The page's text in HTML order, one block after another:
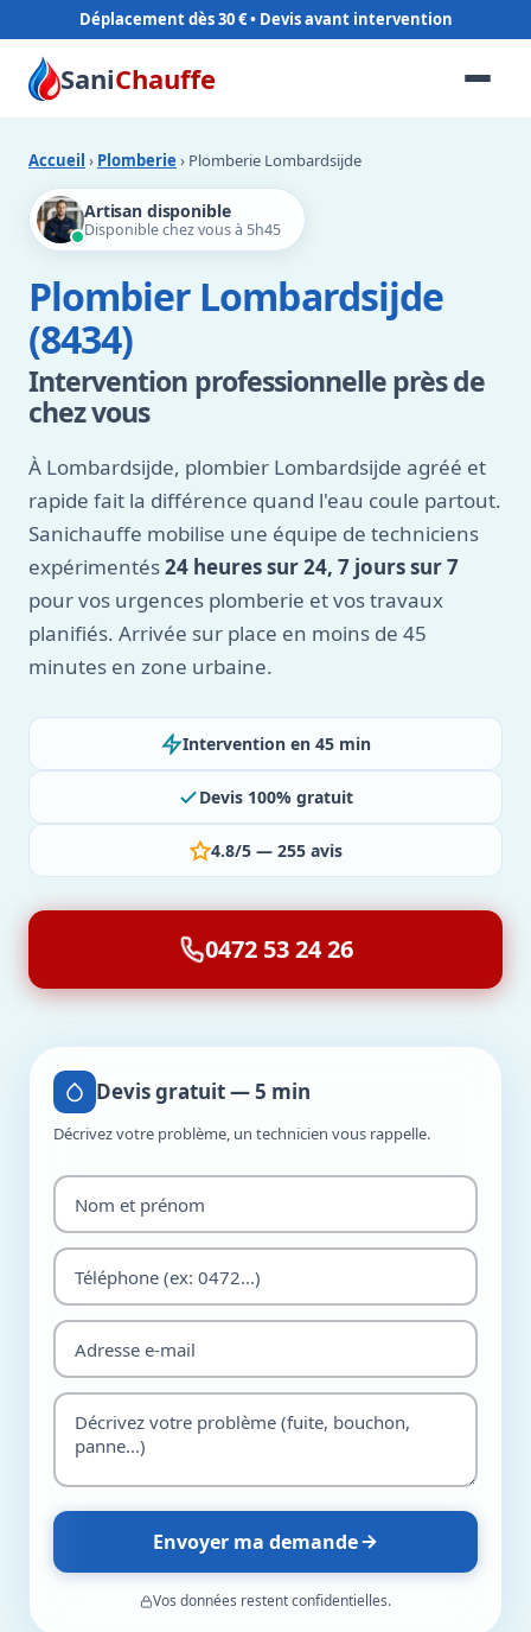
Déplacement dès 30 €
SaniChauffe
Accueil › Plomberie › Plomberie Lombardsijde
Artisan disponible
Disponible chez vous à 5h45
Plombier Lombardsijde
(8434)
Intervention professionnelle près de
chez vous
À Lombardsijde, plombier Lombardsijde agréé et
rapide fait la différence quand l'eau coule partout.
Sanichauffe mobilise une équipe de techniciens
expérimentés24 heures sur 24, 7 jours sur 7
pour vos urgences plomberie et vos travaux
planifiés. Arrivée sur place en moins de 45
minutes en zone urbaine.
Intervention en 45 min
Devis 100% gratuit
4.8/5 — 255 avis
0472 53 24 26
Devis gratuit — 5 min
Décrivez votre problème, un technicien vous rappelle.
Envoyer ma demande
Vos données restent confidentielles.